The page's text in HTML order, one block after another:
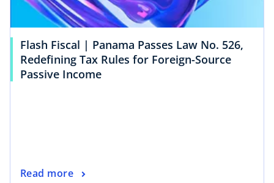
Flash Fiscal | Panama Passes Law No. 526,
Redefining Tax Rules for Foreign-Source
Passive Income
Read more